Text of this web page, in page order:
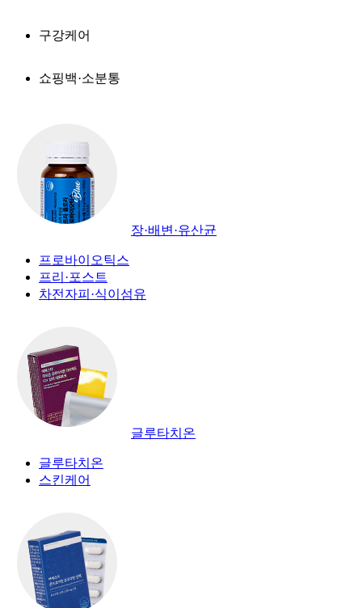
구강케어
쇼핑백·소분통
장·배변·유산균
프로바이오틱스
프리·포스트
차전자피·식이섬유
글루타치온
글루타치온
스킨케어